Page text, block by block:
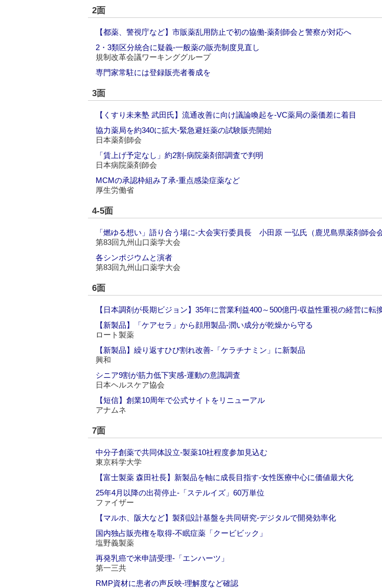
2面
【都薬、警視庁など】市販薬乱用防止で初の協働‐薬剤師会と警察が対応へ
2・3類区分統合に疑義‐一般薬の販売制度見直し
規制改革会議ワーキンググループ
専門家常駐には登録販売者養成を
3面
【くすり未来塾 武田氏】流通改善に向け議論喚起を‐VC薬局の薬価差に着目
協力薬局を約340に拡大‐緊急避妊薬の試験販売開始
日本薬剤師会
「賃上げ予定なし」約2割‐病院薬剤部調査で判明
日本病院薬剤師会
MCMの承認枠組み了承‐重点感染症薬など
厚生労働省
4-5面
「燃ゆる想い」語り合う場に‐大会実行委員長 小田原 一弘氏（鹿児島県薬剤師会会
第83回九州山口薬学大会
各シンポジウムと演者
第83回九州山口薬学大会
6面
【日本調剤が長期ビジョン】35年に営業利益400～500億円‐収益性重視の経営に転
【新製品】「ケアセラ」から顔用製品‐潤い成分が乾燥から守る
ロート製薬
【新製品】繰り返すひび割れ改善‐「ケラチナミン」に新製品
興和
シニア9割が筋力低下実感‐運動の意識調査
日本ヘルスケア協会
【短信】創業10周年で公式サイトをリニューアル
アナムネ
7面
中分子創薬で共同体設立‐製薬10社程度参加見込む
東京科学大学
【富士製薬 森田社長】新製品を軸に成長目指す‐女性医療中心に価値最大化
25年4月以降の出荷停止‐「ステルイズ」60万単位
ファイザー
【マルホ、阪大など】製剤設計基盤を共同研究‐デジタルで開発効率化
国内独占販売権を取得‐不眠症薬「クービビック」
塩野義製薬
再発乳癌で米申請受理‐「エンハーツ」
第一三共
RMP資材に患者の声反映‐理解度など確認